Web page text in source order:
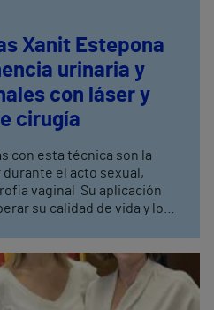
Xanit Estepona
urinaria y
con láser y
cirugía
con esta técnica son la
el acto sexual,
vaginal Su aplicación
su calidad de vida y lo